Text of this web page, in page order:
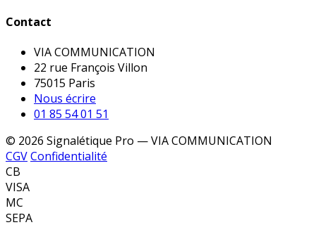
Contact
VIA COMMUNICATION
22 rue François Villon
75015 Paris
Nous écrire
01 85 54 01 51
© 2026 Signalétique Pro — VIA COMMUNICATION
CGVConfidentialité
CB
VISA
MC
SEPA